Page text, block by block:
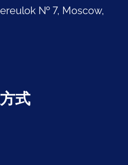
№ 7, Moscow,
式